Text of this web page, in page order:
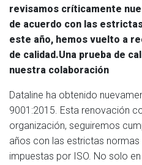
revisamos críticamente
de acuerdo con las
este año, hemos vuelto a
de calidad.Una prueba de
nuestra colaboración
Dataline ha obtenido
9001:2015. Esta renovación
organización, seguiremos
años con las estrictas
impuestas por ISO. No solo